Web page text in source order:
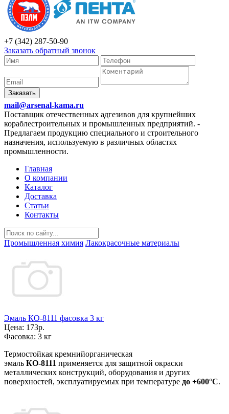
+7 (342) 287-50-90
Заказать обратный звонок
Заказать
mail@arsenal-kama.ru
Поставщик отечественных адгезивов для крупнейших
кораблестроительных и промышленных предприятий. -
Предлагаем продукцию специального и строительного
назначения, используемую в различных областях
промышленности.
Главная
О компании
Каталог
Доставка
Статьи
Контакты
Промышленная химия Лакокрасочные материалы
Эмаль КО-8111 фасовка 3 кг
Цена: 173р.
Фасовка: 3 кг
Термостойкая кремнийорганическая
эмаль КО-8111 применяется для защитной окраски
металлических конструкций, оборудования и других
поверхностей, эксплуатируемых при температуре до +600°С.